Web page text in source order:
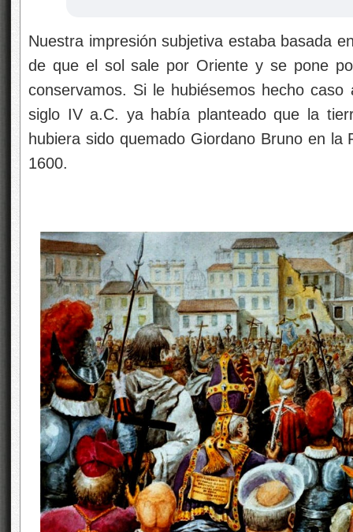
Nuestra impresión subjetiva estaba basada
de que el sol sale por Oriente y se pone
conservamos. Si le hubiésemos hecho
siglo IV a.C. ya había planteado que la
hubiera sido quemado Giordano Bruno en
1600.